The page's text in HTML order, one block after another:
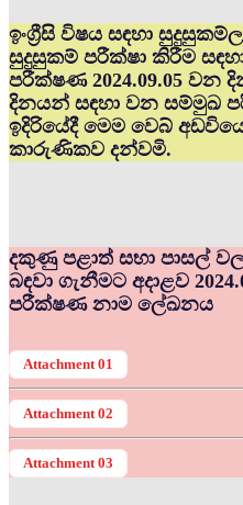
ඉංග්‍රීසි විෂය සඳහා
සුදුසුකම් පරීක්ෂා කිරීම
පරීක්ෂණ 2024.09.05 වන
දිනයන් සඳහා වන සම්මුඛ
ඉදිරියේදී මෙම වෙබ්
කාරුණිකව දන්වමි.
දකුණු පළාත් සභා පාසල්
බඳවා ගැනීමට අදාළව
පරීක්ෂණ නාම ලේඛනය
Attachment 01
Attachment 02
Attachment 03